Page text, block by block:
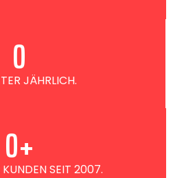
JÄHRLICH.
0
KUNDEN SEIT 2007.
0+